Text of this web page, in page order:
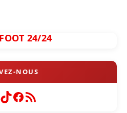
24/24
TikTok
Facebook
Flux RSS